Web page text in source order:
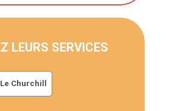
LEURS SERVICES
Churchill